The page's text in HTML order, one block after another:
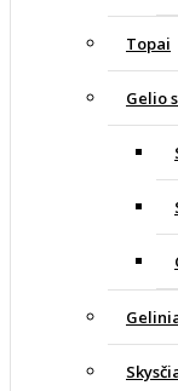
Topai
Gelio